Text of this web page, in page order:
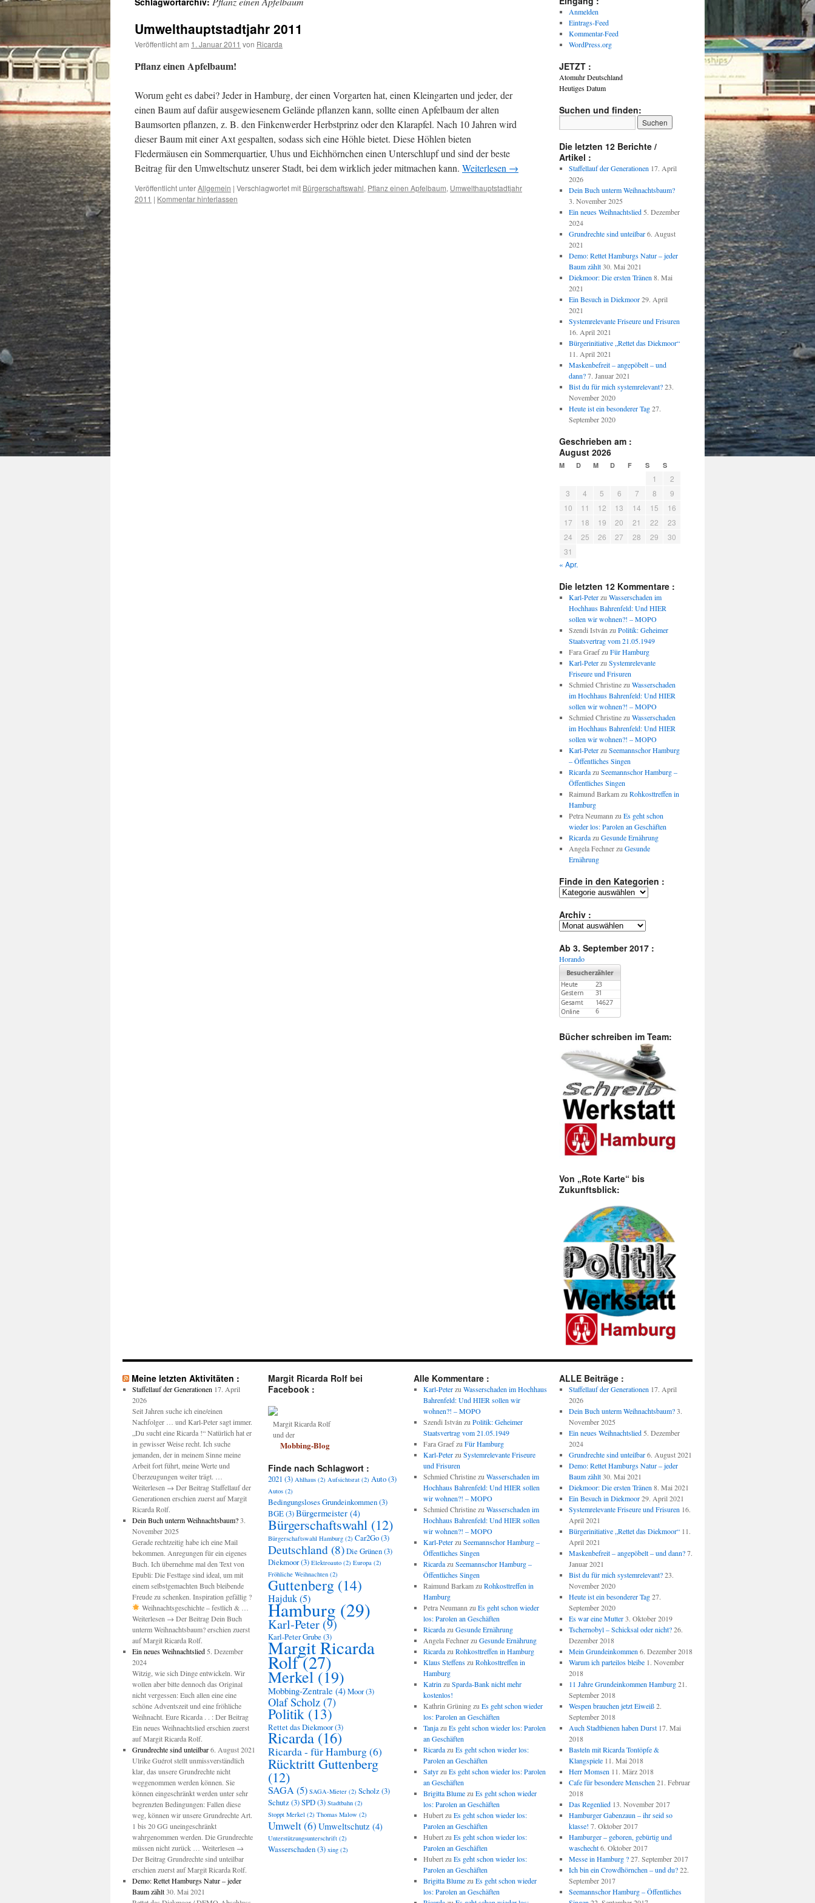
Umwelthauptstadtjahr 2011
Veröffentlicht am 1. Januar 2011 von Ricarda
Pflanz einen Apfelbaum!
Worum geht es dabei? Jeder in Hamburg, der einen Vorgarten hat, einen Kleingarten und jeder, der
einen Baum auf dafür ausgewiesenem Gelände pflanzen kann, sollte einen Apfelbaum der alten
Baumsorten pflanzen, z. B. den Finkenwerder Herbstprinz oder den Klarapfel. Nach 10 Jahren wird
dieser Baum mit einer Axt gespalten, sodass sich eine Höhle bietet. Diese Höhlen bieten
Fledermäusen ein Sommerquartier, Uhus und Eichhörnchen einen Unterschlupf und sind der beste
Beitrag für den Umweltschutz unserer Stadt, bei dem wirklich jeder mitmachen kann. Weiterlesen →
Veröffentlicht unterAllgemein | Verschlagwortet mit Bürgerschaftswahl, Pflanz einen Apfelbaum, Umwelthauptstadtjahr
2011 | Kommentar hinterlassen
Anmelden
Eintrags-Feed
Kommentar-Feed
WordPress.org
JETZT :
Atomuhr Deutschland
Heutiges Datum
Suchen und finden:
Die letzten 12 Berichte /
Artikel :
Staffellauf der Generationen 17. April
2026
Dein Buch unterm Weihnachtsbaum?
3. November 2025
Ein neues Weihnachtslied 5. Dezember
2024
Grundrechte sind unteilbar 6. August
2021
Demo: Rettet Hamburgs Natur – jeder
Baum zählt 30. Mai 2021
Diekmoor: Die ersten Tränen 8. Mai
2021
Ein Besuch in Diekmoor 29. April
2021
Systemrelevante Friseure und Frisuren
16. April 2021
Bürgerinitiative „Rettet das Diekmoor“
11. April 2021
Maskenbefreit – angepöbelt – und
dann? 7. Januar 2021
Bist du für mich systemrelevant? 23.
November 2020
Heute ist ein besonderer Tag 27.
September 2020
Geschrieben am :
August 2026
M D M D F S S
1
2
3
4 5 6 7 8
9
10
11 12 13 14 15
16
17
18 19 20 21 22
23
24
25 26 27 28 29
30
31
« Apr.
Die letzten 12 Kommentare :
Karl-Peterzu Wasserschaden im
Hochhaus Bahrenfeld: Und HIER
sollen wir wohnen?! – MOPO
Szendi István zu Politik: Geheimer
Staatsvertrag vom 21.05.1949
Fara Graefzu Für Hamburg
Karl-Peterzu Systemrelevante
Friseure und Frisuren
Schmied Christinezu Wasserschaden
im Hochhaus Bahrenfeld: Und HIER
sollen wir wohnen?! – MOPO
Schmied Christinezu Wasserschaden
im Hochhaus Bahrenfeld: Und HIER
sollen wir wohnen?! – MOPO
Karl-Peterzu Seemannschor Hamburg
– Öffentliches Singen
Ricardazu Seemannschor Hamburg –
Öffentliches Singen
Raimund Barkamzu Rohkosttreffen in
Hamburg
Petra Neumann zu Es geht schon
wieder los: Parolen an Geschäften
Ricardazu Gesunde Ernährung
Angela Fechnerzu Gesunde
Ernährung
Finde in den Kategorien :
Finde
den
Kategorien
Archiv :
Archiv
Ab 3. September 2017 :
Horando
Bücher schreiben im Team:
Von „Rote Karte“ bis
Zukunftsblick:
Meine letzten Aktivitäten :
Staffellauf der Generationen 17. April
2026
Seit Jahren suche ich eine/einen
Nachfolger … und Karl-Peter sagt immer.
„Du sucht eine Ricarda !“ Natürlich hat er
in gewisser Weise recht. Ich suche
jemanden, der in meinem Sinne meine
Arbeit fort führt, meine Werte und
Überzeugungen weiter trägt. …
Weiterlesen → Der Beitrag Staffellauf der
Generationen erschien zuerst auf Margit
Ricarda Rolf.
Dein Buch unterm Weihnachtsbaum? 3.
November 2025
Gerade rechtzeitig habe ich eine Mail
bekommen. Anregungen für ein eigenes
Buch. Ich übernehme mal den Text von
Epubli: Die Festtage sind ideal, um mit
einem selbstgemachten Buch bleibende
Freude zu schenken. Inspiration gefällig ?
Weihnachtsgeschichte – festlich & …
Weiterlesen → Der Beitrag Dein Buch
unterm Weihnachtsbaum? erschien zuerst
auf Margit Ricarda Rolf.
Ein neues Weihnachtslied 5. Dezember
2024
Witzig, wie sich Dinge entwickeln. Wir
wollen aber bitte dennoch das Original
nicht vergessen: Euch allen eine eine
schöne Adventszeit und eine fröhliche
Weihnacht. Eure Ricarda . . : Der Beitrag
Ein neues Weihnachtslied erschien zuerst
auf Margit Ricarda Rolf.
Grundrechte sind unteilbar 6. August 2021
Ulrike Guérot stellt unmissverständlich
klar, das unsere Grundrechte nicht
weggenommen werden können. Sie
können eingeschränkt werden unter sehr
begrenzten Bedingungen: Fallen diese
weg, können wir unsere Grundrechte Art.
1 bis 20 GG uneingeschränkt
wahrgenommen werden. Die Grundrechte
müssen nicht zurück … Weiterlesen →
Der Beitrag Grundrechte sind unteilbar
erschien zuerst auf Margit Ricarda Rolf.
Demo: Rettet Hamburgs Natur – jeder
Baum zählt 30. Mai 2021
Margit Ricarda Rolf bei
Facebook :
Margit Ricarda Rolf
und der
Mobbing-Blog
Finde nach Schlagwort :
2021 (3) Ahlhaus (2) Aufsichtsrat (2) Auto(3)
Autos (2)
Bedingungsloses Grundeinkommen(3)
BGE(3)Bürgermeister (4)
Bürgerschaftswahl (12)
Bürgerschaftswahl Hamburg (2) Car2Go(3)
Deutschland (8)Die Grünen(3)
Diekmoor(3) Elektroauto (2) Europa (2)
Fröhliche Weihnachten (2)
Guttenberg (14)
Hajduk(5)
Hamburg (29)
Karl-Peter (9)
Karl-Peter Grube(3)
Margit Ricarda
Rolf(27)
Merkel (19)
Mobbing-Zentrale (4)Moor(3)
Olaf Scholz (7)
Politik (13)
Rettet das Diekmoor(3)
Ricarda (16)
Ricarda - für Hamburg(6)
Rücktritt Guttenberg
(12)
SAGA(5) SAGA-Mieter (2) Scholz(3)
Schutz(3)SPD(3) Stadtbahn (2)
Stoppt Merkel (2) Thomas Malow (2)
Umwelt(6) Umweltschutz (4)
Unterstützungsunterschrift (2)
Wasserschaden(3) xing (2)
Alle Kommentare :
Karl-Peterzu Wasserschaden im Hochhaus
Bahrenfeld: Und HIER sollen wir
wohnen?! – MOPO
Szendi István zu Politik: Geheimer
Staatsvertrag vom 21.05.1949
Fara Graefzu Für Hamburg
Karl-Peterzu Systemrelevante Friseure
und Frisuren
Schmied Christinezu Wasserschaden im
Hochhaus Bahrenfeld: Und HIER sollen
wir wohnen?! – MOPO
Schmied Christinezu Wasserschaden im
Hochhaus Bahrenfeld: Und HIER sollen
wir wohnen?! – MOPO
Karl-Peterzu Seemannschor Hamburg –
Öffentliches Singen
Ricardazu Seemannschor Hamburg –
Öffentliches Singen
Raimund Barkamzu Rohkosttreffen in
Hamburg
Petra Neumann zu Es geht schon wieder
los: Parolen an Geschäften
Ricardazu Gesunde Ernährung
Angela Fechnerzu Gesunde Ernährung
Ricardazu Rohkosttreffen in Hamburg
Klaus Steffenszu Rohkosttreffen in
Hamburg
Katrin zu Sparda-Bank nicht mehr
kostenlos!
Kathrin Grüningzu Es geht schon wieder
los: Parolen an Geschäften
Tanjazu Es geht schon wieder los: Parolen
an Geschäften
Ricardazu Es geht schon wieder los:
Parolen an Geschäften
Satyrzu Es geht schon wieder los: Parolen
an Geschäften
Brigitta Blumezu Es geht schon wieder
los: Parolen an Geschäften
Hubertzu Es geht schon wieder los:
Parolen an Geschäften
Hubertzu Es geht schon wieder los:
Parolen an Geschäften
Hubertzu Es geht schon wieder los:
Parolen an Geschäften
Brigitta Blumezu Es geht schon wieder
los: Parolen an Geschäften
ALLE Beiträge :
Staffellauf der Generationen 17. April
2026
Dein Buch unterm Weihnachtsbaum? 3.
November 2025
Ein neues Weihnachtslied 5. Dezember
2024
Grundrechte sind unteilbar 6. August 2021
Demo: Rettet Hamburgs Natur – jeder
Baum zählt 30. Mai 2021
Diekmoor: Die ersten Tränen 8. Mai 2021
Ein Besuch in Diekmoor 29. April 2021
Systemrelevante Friseure und Frisuren 16.
April 2021
Bürgerinitiative „Rettet das Diekmoor“ 11.
April 2021
Maskenbefreit – angepöbelt – und dann? 7.
Januar 2021
Bist du für mich systemrelevant? 23.
November 2020
Heute ist ein besonderer Tag 27.
September 2020
Es war eine Mutter 3. Oktober 2019
Tschernobyl – Schicksal oder nicht? 26.
Dezember 2018
Mein Grundeinkommen 6. Dezember 2018
Warum ich parteilos bleibe 1. November
2018
11 Jahre Grundeinkommen Hamburg 21.
September 2018
Wespen brauchen jetzt Eiweiß 2.
September 2018
Auch Stadtbienen haben Durst 17. Mai
2018
Basteln mit Ricarda Tontöpfe &
Klangspiele 11. Mai 2018
Herr Momsen 11. März 2018
Cafe für besondere Menschen 21. Februar
2018
Das Regenlied 13. November 2017
Hamburger Gabenzaun – ihr seid so
klasse! 7. Oktober 2017
Hamburger – geboren, gebürtig und
waschecht 6. Oktober 2017
Messe in Hamburg ? 27. September 2017
Ich bin ein Crowdhörnchen – und du? 22.
September 2017
Seemannschor Hamburg – Öffentliches